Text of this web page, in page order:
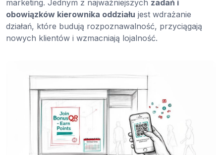
marketing. Jednym z najważniejszych zadań i
obowiązków kierownika oddziału jest wdrażanie
działań, które budują rozpoznawalność, przyciągają
nowych klientów i wzmacniają lojalność.